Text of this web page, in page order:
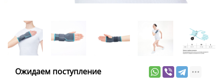
Ожидаем поступление